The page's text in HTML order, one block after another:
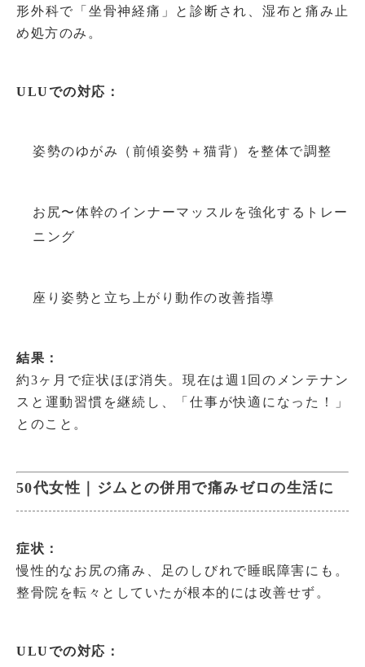
形外科で「坐骨神経痛」と診断され、湿布と痛み止
め処方のみ。
ULUでの対応：
姿勢のゆがみ（前傾姿勢＋猫背）を整体で調整
お尻〜体幹のインナーマッスルを強化するトレー
ニング
座り姿勢と立ち上がり動作の改善指導
結果：
約3ヶ月で症状ほぼ消失。現在は週1回のメンテナン
スと運動習慣を継続し、「仕事が快適になった！」
とのこと。
50代女性｜ジムとの併用で痛みゼロの生活に
症状：
慢性的なお尻の痛み、足のしびれで睡眠障害にも。
整骨院を転々としていたが根本的には改善せず。
ULUでの対応：